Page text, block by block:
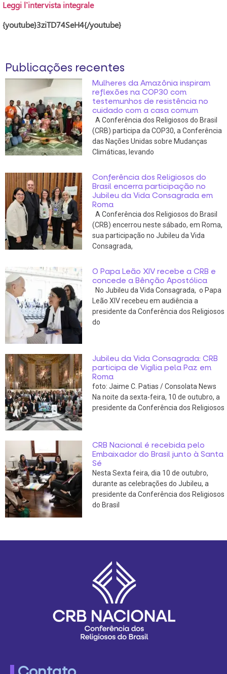
Leggi l’intervista integrale
{youtube}3ziTD74SeH4{/youtube}
Publicações recentes
Mulheres da Amazônia inspiram
reflexões na COP30 com
testemunhos de resistência no
cuidado com a casa comum
A Conferência dos Religiosos do Brasil
(CRB) participa da COP30, a Conferência
das Nações Unidas sobre Mudanças
Climáticas, levando
Conferência dos Religiosos do
Brasil encerra participação no
Jubileu da Vida Consagrada em
Roma
A Conferência dos Religiosos do Brasil
(CRB) encerrou neste sábado, em Roma,
sua participação no Jubileu da Vida
Consagrada,
O Papa Leão XIV recebe a CRB e
concede a Bênção Apostólica
No Jubileu da Vida Consagrada, o Papa
Leão XIV recebeu em audiência a
presidente da Conferência dos Religiosos
do
Jubileu da Vida Consagrada: CRB
participa de Vigília pela Paz em
Roma
foto: Jaime C. Patias / Consolata News
Na noite da sexta-feira, 10 de outubro, a
presidente da Conferência dos Religiosos
CRB Nacional é recebida pelo
Embaixador do Brasil junto à Santa
Sé
Nesta Sexta feira, dia 10 de outubro,
durante as celebrações do Jubileu, a
presidente da Conferência dos Religiosos
do Brasil